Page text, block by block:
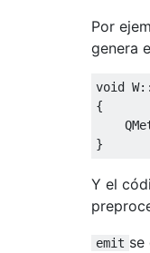
Por
genera
void W::
{
}
Y el
emit se